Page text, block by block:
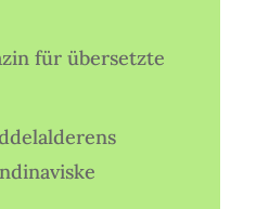
für übersetzte